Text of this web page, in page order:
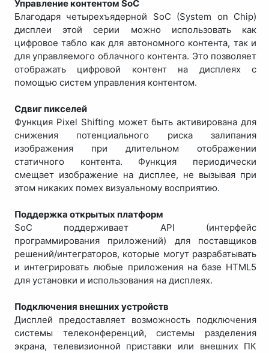
Управление контентом SoC
Благодаря четырехъядерной SoC (System on Chip)
дисплеи этой серии можно использовать как
цифровое табло как для автономного контента, так и
для управляемого облачного контента. Это позволяет
отображать цифровой контент на дисплеях с
помощью систем управления контентом.
Сдвиг пикселей
Функция Pixel Shifting может быть активирована для
снижения потенциального риска залипания
изображения при длительном отображении
статичного контента. Функция периодически
смещает изображение на дисплее, не вызывая при
этом никаких помех визуальному восприятию.
Поддержка открытых платформ
SoC поддерживает API (интерфейс
программирования приложений) для поставщиков
решений/интеграторов, которые могут разрабатывать
и интегрировать любые приложения на базе HTML5
для установки и использования на дисплеях.
Подключения внешних устройств
Дисплей предоставляет возможность подключения
системы телеконференций, системы разделения
экрана, телевизионной приставки или внешних ПК